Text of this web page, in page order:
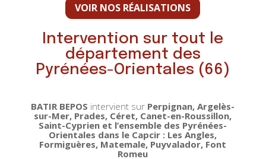
VOIR NOS RÉALISATIONS
Intervention sur tout le
département des
Pyrénées-Orientales (66)
BATIR BEPOS intervient sur Perpignan, Argelès-
sur-Mer, Prades, Céret, Canet-en-Roussillon,
Saint-Cyprien et l’ensemble des Pyrénées-
Orientales dans le Capcir : Les Angles,
Formiguères, Matemale, Puyvalador, Font
Romeu